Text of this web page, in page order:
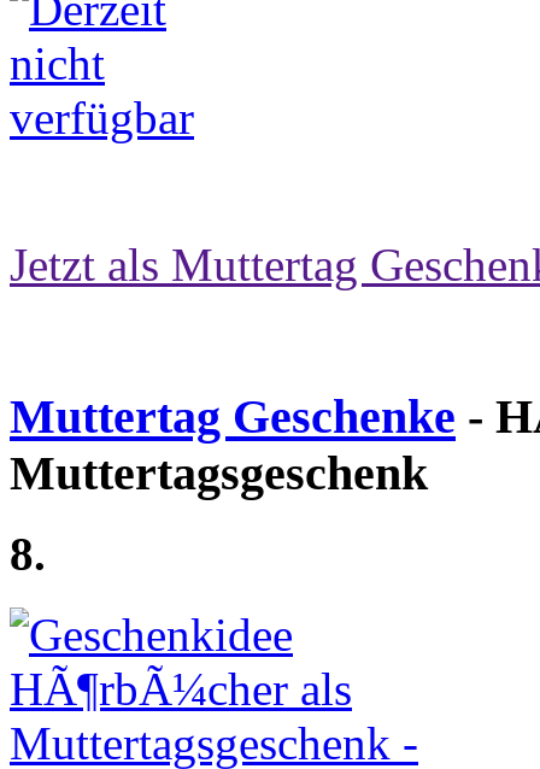
Jetzt als Muttertag
Muttertag Geschenke -
Muttertagsgeschenk
8.